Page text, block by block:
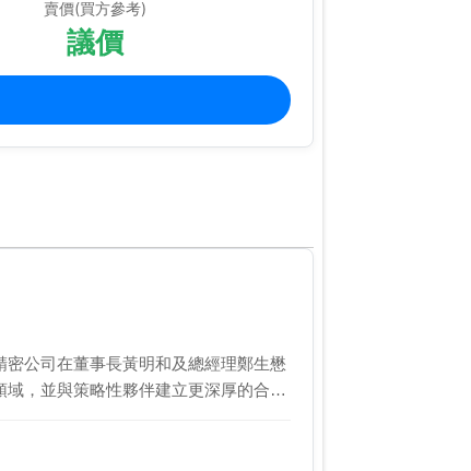
賣價(買方參考)
議價
公司在董事長黃明和及總經理鄭生懋
，並與策略性夥伴建立更深厚的合作